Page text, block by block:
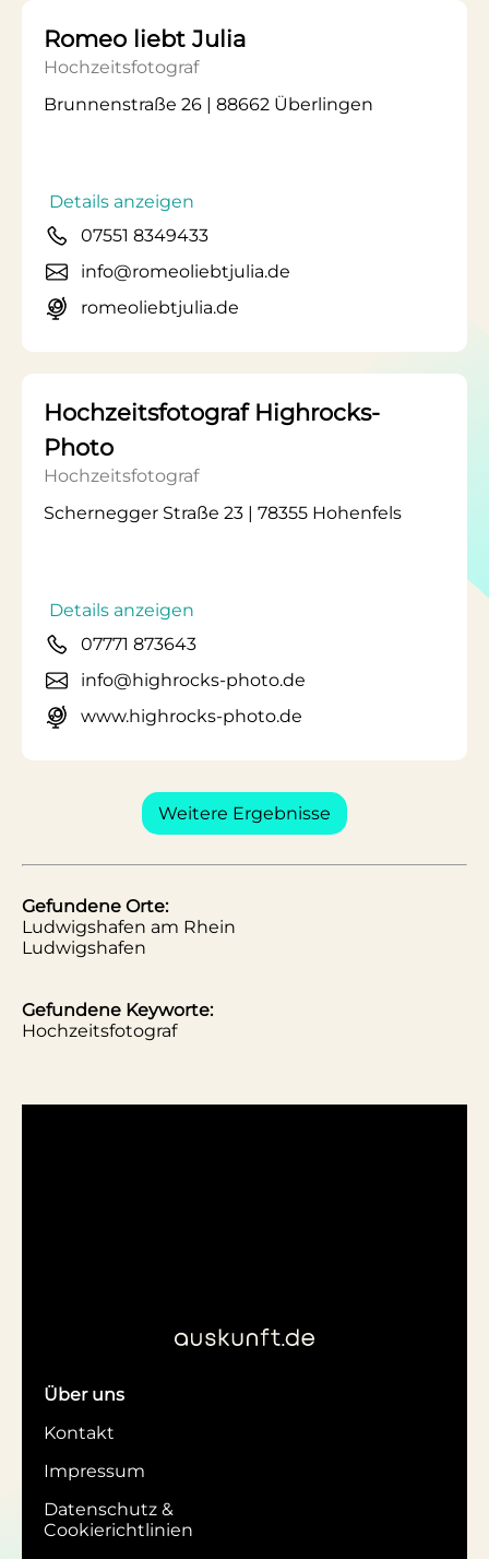
Romeo liebt Julia
Hochzeitsfotograf
Brunnenstraße 26 | 88662 Überlingen
Details anzeigen
07551 8349433
info@romeoliebtjulia.de
romeoliebtjulia.de
Hochzeitsfotograf Highrocks-
Photo
Hochzeitsfotograf
Schernegger Straße 23 | 78355 Hohenfels
Details anzeigen
07771 873643
info@highrocks-photo.de
www.highrocks-photo.de
Weitere Ergebnisse
Gefundene Orte:
Ludwigshafen am Rhein
Ludwigshafen
Gefundene Keyworte:
Hochzeitsfotograf
Über uns
Kontakt
Impressum
Datenschutz &
Cookierichtlinien